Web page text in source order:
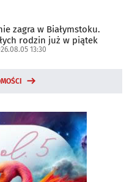
zagra w Białymstoku.
rodzin już w piątek
13:30